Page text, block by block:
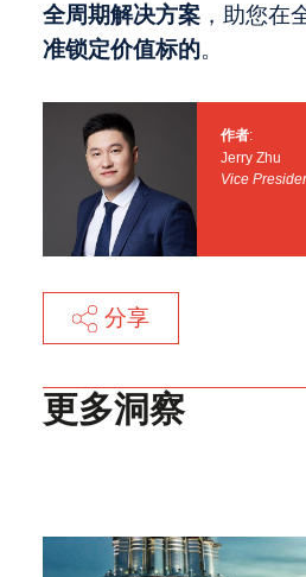
全周期解决方案，助您在
准锁定价值标的。
作者:
Jerry Zhu
Vice
分享
更多洞察